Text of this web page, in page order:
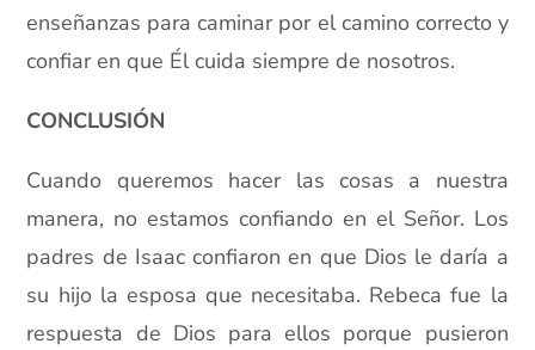
enseñanzas para caminar por el camino correcto y
confiar en que Él cuida siempre de nosotros.
CONCLUSIÓN
Cuando queremos hacer las cosas a nuestra
manera, no estamos confiando en el Señor. Los
padres de Isaac confiaron en que Dios le daría a
su hijo la esposa que necesitaba. Rebeca fue la
respuesta de Dios para ellos porque pusieron